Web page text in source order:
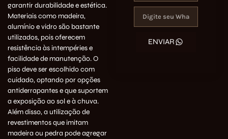
garantir durabilidade e estética.
Materiais como madeira,
alumínio e vidro são bastante
utilizados, pois oferecem
resistência às intempéries e
facilidade de manutenção. O
piso deve ser escolhido com
cuidado, optando por opções
antiderrapantes e que suportem
a exposição ao sol e à chuva.
Além disso, a utilização de
revestimentos que imitam
madeira ou pedra pode agregar
ENVIAR